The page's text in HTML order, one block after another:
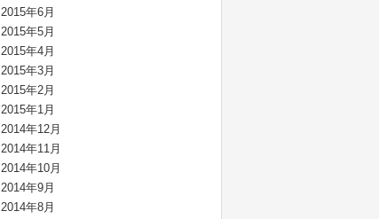
2015年6月
2015年5月
2015年4月
2015年3月
2015年2月
2015年1月
2014年12月
2014年11月
2014年10月
2014年9月
2014年8月